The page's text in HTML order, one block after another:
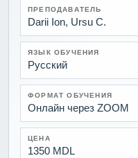
ПРЕПОДАВАТЕЛЬ
Darii Ion, Ursu C.
ЯЗЫК ОБУЧЕНИЯ
Русский
ФОРМАТ ОБУЧЕНИЯ
Онлайн через ZOOM
ЦЕНА
1350 MDL